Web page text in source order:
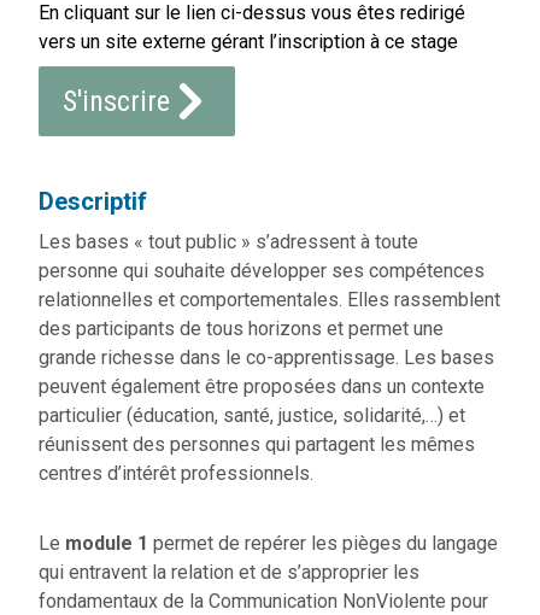
En cliquant sur le lien ci-dessus vous êtes redirigé
vers un site externe gérant l’inscription à ce stage
S'inscrire
Descriptif
Les bases « tout public » s’adressent à toute
personne qui souhaite développer ses compétences
relationnelles et comportementales. Elles rassemblent
des participants de tous horizons et permet une
grande richesse dans le co-apprentissage. Les bases
peuvent également être proposées dans un contexte
particulier (éducation, santé, justice, solidarité,…) et
réunissent des personnes qui partagent les mêmes
centres d’intérêt professionnels.
Le module 1 permet de repérer les pièges du langage
qui entravent la relation et de s’approprier les
fondamentaux de la Communication NonViolente pour